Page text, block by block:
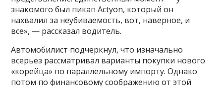
знакомого был пикап Actyon, который он
нахвалил за неубиваемость, вот, наверное, и
все», — рассказал водитель.
Автомобилист подчеркнул, что изначально
всерьез рассматривал варианты покупки нового
«корейца» по параллельному импорту. Однако
потом по финансовому соображению от этой